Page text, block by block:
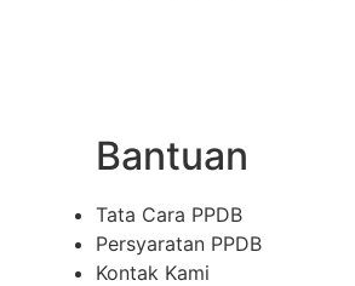
Bantuan
Tata Cara PPDB
Persyaratan PPDB
Kontak Kami